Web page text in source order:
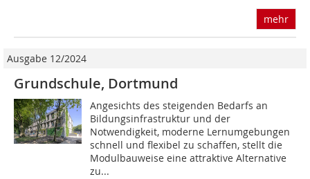
mehr
Ausgabe 12/2024
Grundschule, Dortmund
Angesichts des steigenden Bedarfs an
Bildungsinfrastruktur und der
Notwendigkeit, moderne Lernumgebungen
schnell und flexibel zu schaffen, stellt die
Modulbauweise eine attraktive Alternative
zu...